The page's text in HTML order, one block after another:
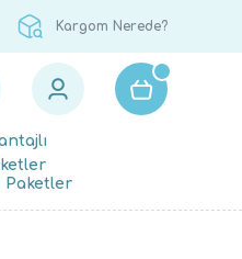
Kargom Nerede?
Paketler